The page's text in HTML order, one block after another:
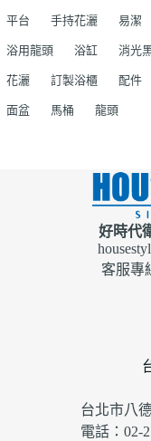
平台 手持花灑 易潔
浴用龍頭 浴缸 消光
花灑 訂製浴櫃 配件
面盆 馬桶 龍頭
好時代
客服專
台北市八
電話：02-